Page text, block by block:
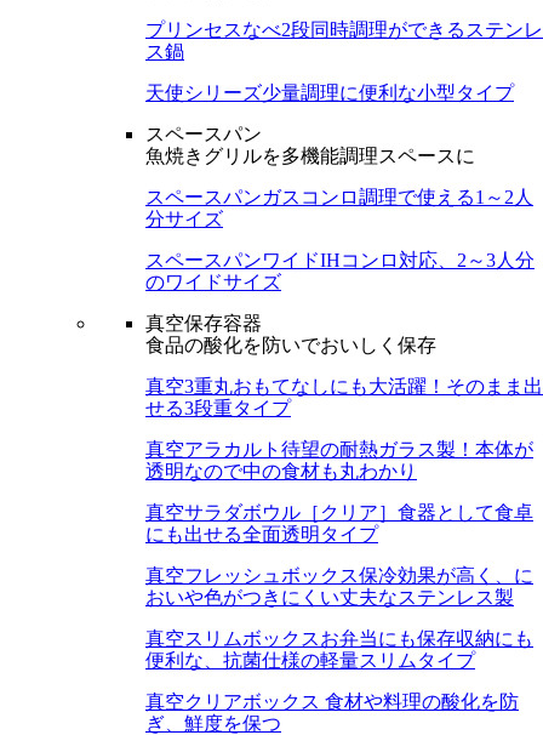
プリンセスなべ2段同時調理ができるステンレ
ス鍋
天使シリーズ少量調理に便利な小型タイプ
スペースパン
魚焼きグリルを多機能調理スペースに
スペースパンガスコンロ調理で使える1～2人
分サイズ
スペースパンワイドIHコンロ対応、2～3人分
のワイドサイズ
真空保存容器
食品の酸化を防いでおいしく保存
真空3重丸おもてなしにも大活躍！そのまま出
せる3段重タイプ
真空アラカルト 待望の耐熱ガラス製！本体が
透明なので中の食材も丸わかり
真空サラダボウル［クリア］ 食器として食卓
にも出せる全面透明タイプ
真空フレッシュボックス保冷効果が高く、に
おいや色がつきにくい丈夫なステンレス製
真空スリムボックスお弁当にも保存収納にも
便利な、抗菌仕様の軽量スリムタイプ
真空クリアボックス 食材や料理の酸化を防
ぎ、鮮度を保つ